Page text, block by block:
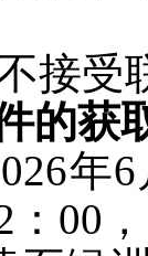
接受
的获
年
：00